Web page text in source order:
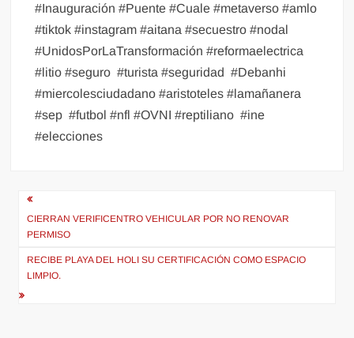
#Inauguración #Puente #Cuale #metaverso #amlo
#tiktok #instagram #aitana #secuestro #nodal
#UnidosPorLaTransformación #reformaelectrica
#litio #seguro #turista #seguridad #Debanhi
#miercolesciudadano #aristoteles #lamañanera
#sep #futbol #nfl #OVNI #reptiliano #ine
#elecciones
Navegación
de
entradas
CIERRAN VERIFICENTRO VEHICULAR POR NO RENOVAR
PERMISO
RECIBE PLAYA DEL HOLI SU CERTIFICACIÓN COMO ESPACIO
LIMPIO.